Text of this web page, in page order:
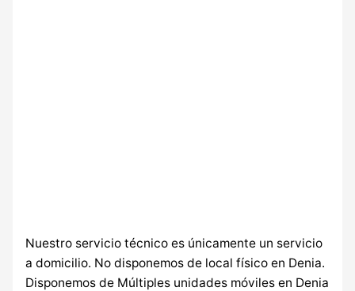
Nuestro servicio técnico es únicamente un servicio
a domicilio. No disponemos de local físico en Denia.
Disponemos de Múltiples unidades móviles en Denia